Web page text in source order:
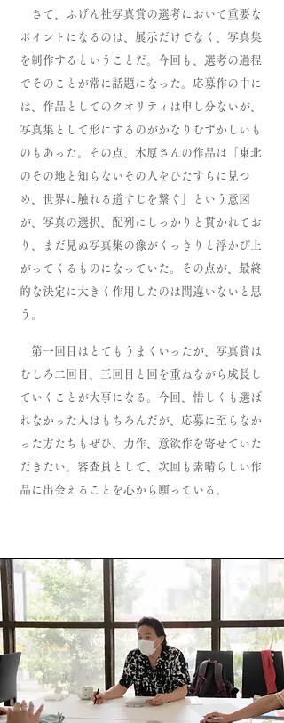
さて、ふげん社写真賞の選考において重要な
ポイントになるのは、展示だけでなく、写真集
を制作するということだ。今回も、選考の過程
でそのことが常に話題になった。応募作の中に
は、作品としてのクオリティは申し分ないが、
写真集として形にするのがかなりむずかしいも
のもあった。その点、木原さんの作品は「東北
のその地と知らないその人をひたすらに見つ
め、世界に触れる道すじを繋ぐ」という意図
が、写真の選択、配列にしっかりと貫かれてお
り、まだ見ぬ写真集の像がくっきりと浮かび上
がってくるものになっていた。その点が、最終
的な決定に大きく作用したのは間違いないと思
う。
第一回目はとてもうまくいったが、写真賞は
むしろ二回目、三回目と回を重ねながら成長し
ていくことが大事になる。今回、惜しくも選ば
れなかった人はもちろんだが、応募に至らなか
った方たちもぜひ、力作、意欲作を寄せていた
だきたい。審査員として、次回も素晴らしい作
品に出会えることを心から願っている。